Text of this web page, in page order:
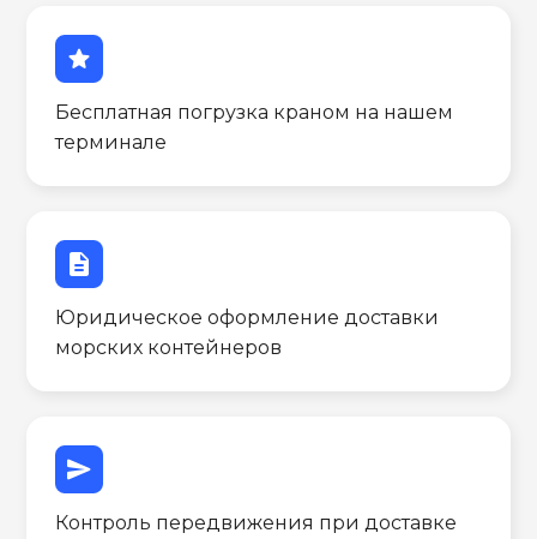
star
Бесплатная погрузка краном на нашем
терминале
description
Юридическое оформление доставки
морских контейнеров
send
Контроль передвижения при доставке